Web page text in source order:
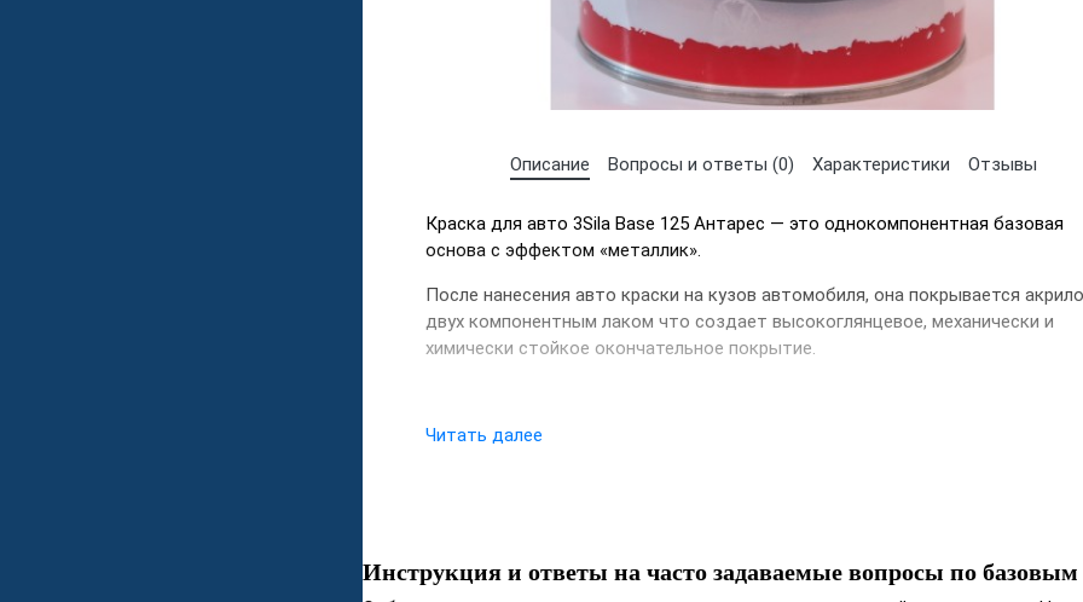
Описание Вопросы и ответы (0) Характеристики Отзывы
Краска для авто 3Sila Base 125 Антарес — это однокомпонентная базовая
основа с эффектом «металлик».
После нанесения авто краски на кузов автомобиля, она покрывается
двух компонентным лаком что создает высокоглянцевое, механически и
химически стойкое окончательное покрытие.
Читать далее
Инструкция и ответы на часто задаваемые вопросы по